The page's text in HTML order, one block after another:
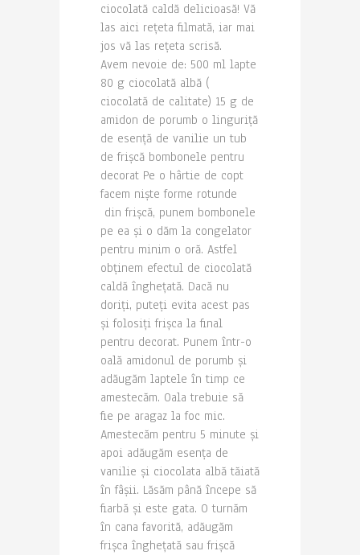
ciocolată caldă delicioasă! Vă
las aici rețeta filmată, iar mai
jos vă las rețeta scrisă.
Avem nevoie de: 500 ml lapte
80 g ciocolată albă (
ciocolată de calitate) 15 g de
amidon de porumb o linguriță
de esență de vanilie un tub
de frișcă bombonele pentru
decorat Pe o hârtie de copt
facem niște forme rotunde
din frișcă, punem bombonele
pe ea și o dăm la congelator
pentru minim o oră. Astfel
obținem efectul de ciocolată
caldă înghețată. Dacă nu
doriți, puteți evita acest pas
și folosiți frișca la final
pentru decorat. Punem într-o
oală amidonul de porumb și
adăugăm laptele în timp ce
amestecăm. Oala trebuie să
fie pe aragaz la foc mic.
Amestecăm pentru 5 minute și
apoi adăugăm esența de
vanilie și ciocolata albă tăiată
în fâșii. Lăsăm până începe să
fiarbă și este gata. O turnăm
în cana favorită, adăugăm
frișca înghețată sau frișcă